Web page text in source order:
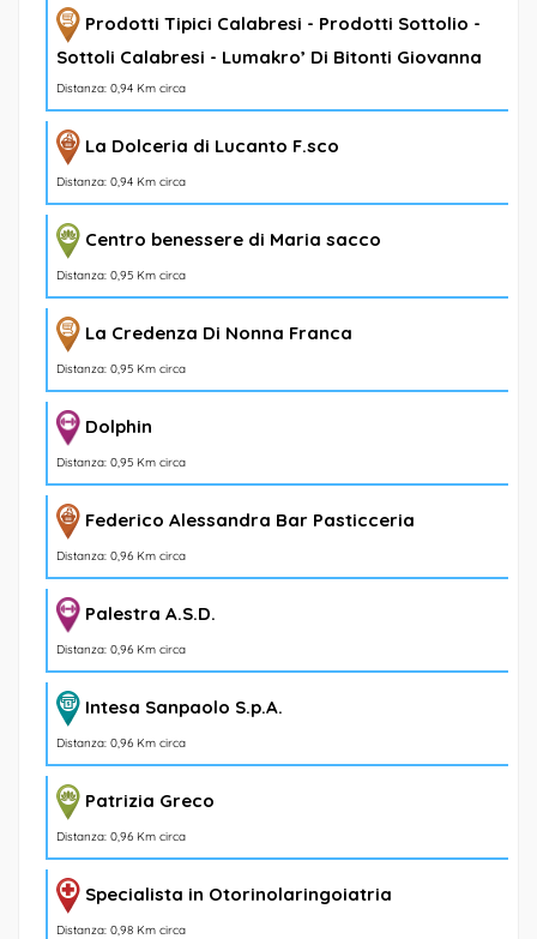
Prodotti Tipici Calabresi - Prodotti Sottolio -
Sottoli Calabresi - Lumakro’ Di Bitonti Giovanna
Distanza: 0,94 Km circa
La Dolceria di Lucanto F.sco
Distanza: 0,94 Km circa
Centro benessere di Maria sacco
Distanza: 0,95 Km circa
La Credenza Di Nonna Franca
Distanza: 0,95 Km circa
Dolphin
Distanza: 0,95 Km circa
Federico Alessandra Bar Pasticceria
Distanza: 0,96 Km circa
Palestra A.S.D.
Distanza: 0,96 Km circa
Intesa Sanpaolo S.p.A.
Distanza: 0,96 Km circa
Patrizia Greco
Distanza: 0,96 Km circa
Specialista in Otorinolaringoiatria
Distanza: 0,98 Km circa